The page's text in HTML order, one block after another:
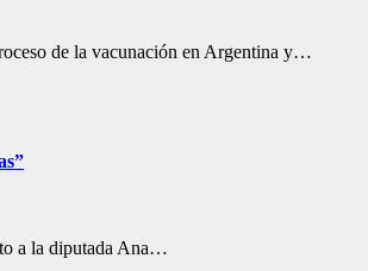
de la vacunación en Argentina y…
a la diputada Ana…